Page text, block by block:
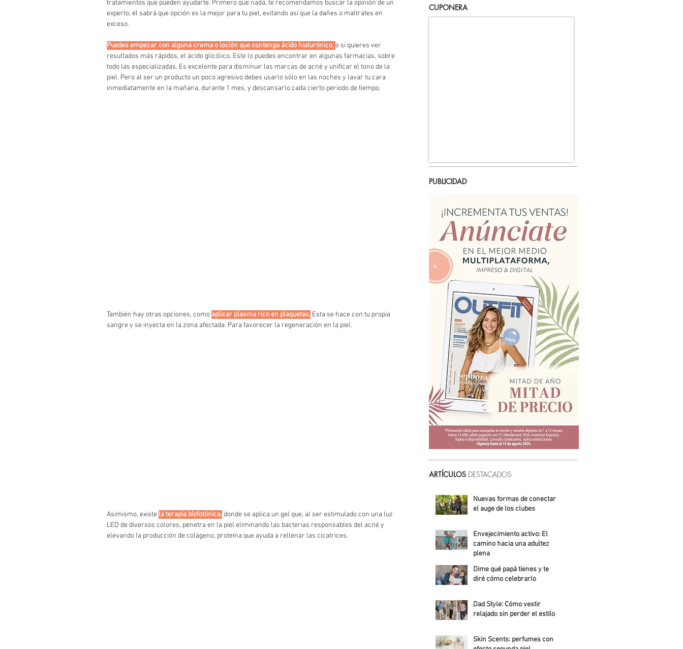
tratamientos que pueden ayudarte. Primero que nada, te recomendamos buscar la opinión de un
experto, él sabrá que opción es la mejor para tu piel, evitando así que la dañes o maltrates en
exceso.
Puedes empezar con alguna crema o loción que contenga ácido hialurónico, o si quieres ver
resultados más rápidos, el ácido glicólico. Este lo puedes encontrar en algunas farmacias, sobre
todo las especializadas. Es excelente para disminuir las marcas de acné y unificar el tono de la
piel. Pero al ser un producto un poco agresivo debes usarlo sólo en las noches y lavar tu cara
inmediatamente en la mañana, durante 1 mes, y descansarlo cada cierto periodo de tiempo.
También hay otras opciones, como aplicar plasma rico en plaquetas. Esta se hace con tu propia
sangre y se inyecta en la zona afectada. Para favorecer la regeneración en la piel.
Asimismo, existe la terapia biofotónica, donde se aplica un gel que, al ser estimulado con una luz
LED de diversos colores, penetra en la piel eliminando las bacterias responsables del acné y
elevando la producción de colágeno, proteína que ayuda a rellenar las cicatrices.
CUPONERA
PUBLICIDAD
ARTÍCULOS DESTACADOS
Nuevas formas de conectar:
el auge de los clubes
Envejecimiento activo: El
camino hacia una adultez
plena
Alejandra Roldán
Dime qué papá tienes y te
diré cómo celebrarlo
Dad Style: Cómo vestir
relajado sin perder el estilo
Skin Scents: perfumes con